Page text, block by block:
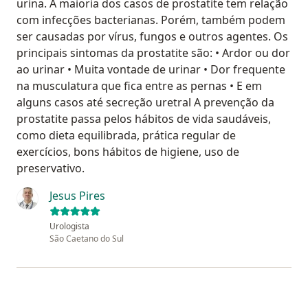
urina. A maioria dos casos de prostatite tem relação
com infecções bacterianas. Porém, também podem
ser causadas por vírus, fungos e outros agentes. Os
principais sintomas da prostatite são: • Ardor ou dor
ao urinar • Muita vontade de urinar • Dor frequente
na musculatura que fica entre as pernas • E em
alguns casos até secreção uretral A prevenção da
prostatite passa pelos hábitos de vida saudáveis,
como dieta equilibrada, prática regular de
exercícios, bons hábitos de higiene, uso de
preservativo.
Jesus Pires
Urologista
São Caetano do Sul